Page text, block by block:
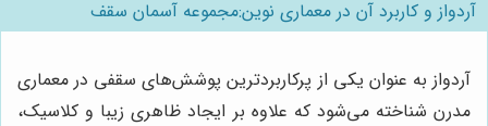
آردواز و کاربرد آن در معماری نوین:مجموعه آسمان سقف
آردواز به عنوان یکی از پرکاربردترین پوشش‌های سقفی در معماری
مدرن شناخته می‌شود که علاوه بر ایجاد ظاهری زیبا و کلاسیک،